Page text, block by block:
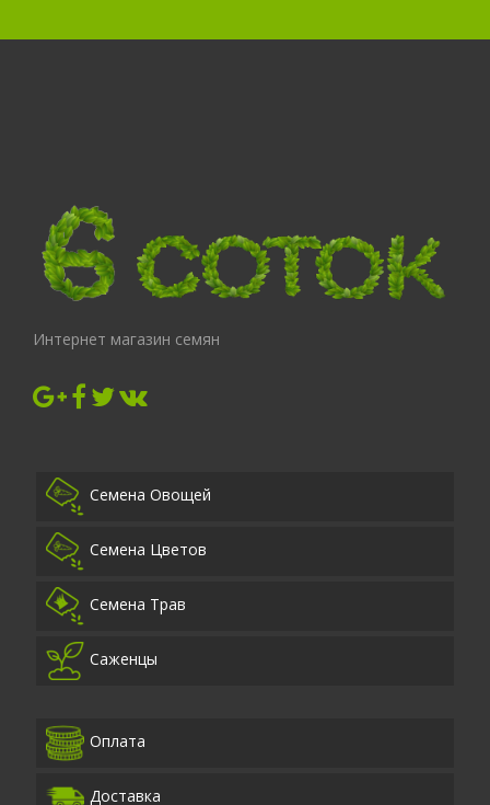
Интернет магазин семян
Семена Овощей
Семена Цветов
Семена Трав
Саженцы
Оплата
Доставка